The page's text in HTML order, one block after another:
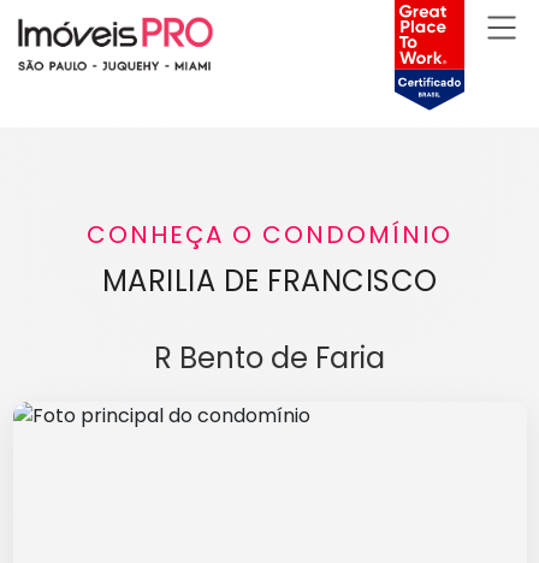
CONHEÇA O CONDOMÍNIO
MARILIA DE FRANCISCO
R Bento de Faria